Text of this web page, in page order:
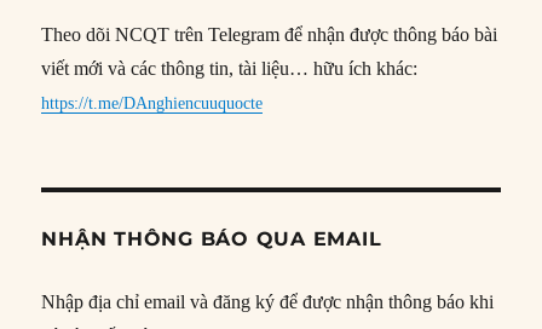
Theo dõi NCQT trên Telegram để nhận được thông báo bài
viết mới và các thông tin, tài liệu… hữu ích khác:
https://t.me/DAnghiencuuquocte
NHẬN THÔNG BÁO QUA EMAIL
Nhập địa chỉ email và đăng ký để được nhận thông báo khi